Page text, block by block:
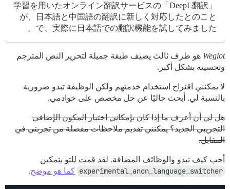
学習を用いたオンライン翻訳サービスの「DeepL翻訳」
が、日本語と中国語の翻訳に新しく対応したとのこと
で、実際に日本語での翻訳機能を試してみました。
Weglot هو طرف ثالث يضيف طبقة جميلة لتحرير النص المترجم
وتحسينه بشكل أكبر.
لا يمكنني اقتراح استخدام خدمتهم ولكن الوظيفة تبدو ضرورية
بالنسبة لي. أبحث حاليًا عن حل مخصص على خوادمي.
هل لي أن أعرف ما إذا كان بإمكاني اختبار المكون الإضافي
التجريبي الجديد؟ يمكنني تقديم ملاحظات مفصلة من تجربتي في
المقابل.
أحب كيف تبدو والوظائف المضافة. لقد قمت للتو بتمكين
experimental_anon_language_switcher كما هو موضح.